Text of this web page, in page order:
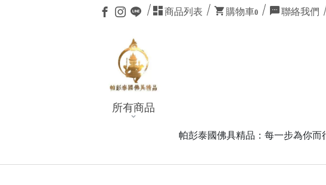
商品列表 購物車0 聯絡我們
所有商品
帕彭泰國佛具精品：每一步為你而行，每一尊為你而請。正統聖物、實